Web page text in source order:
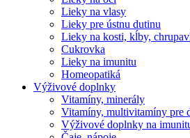
Lieky na vlasy
Lieky pre ústnu dutinu
Lieky na kosti, kĺby,
Cukrovka
Lieky na imunitu
Homeopatiká
Výživové doplnky
Vitamíny, minerály
Vitamíny, multivitamíny pre
Výživové doplnky na